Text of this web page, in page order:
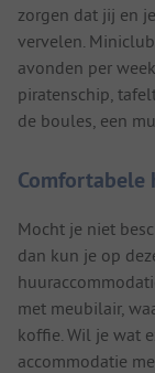
zorgen dat jij en
vervelen.
avonden per
piratenschip,
de boules, een
Comfortabele
Mocht je niet
dan kun je op
met meubilair,
koffie. Wil je wat
accommodatie